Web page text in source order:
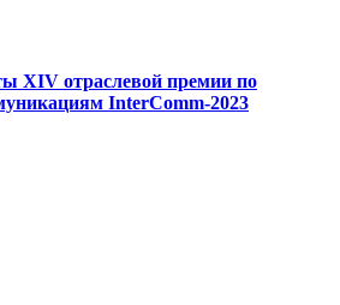
XIV отраслевой премии по
InterComm-2023